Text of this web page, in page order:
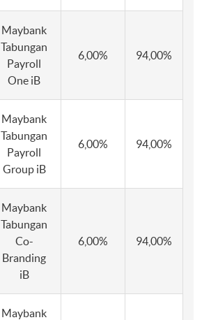
Maybank
Tabungan
Payroll
One iB
6,00% 94,00%
Maybank
Tabungan
Payroll
Group iB
6,00% 94,00%
Maybank
Tabungan
Co-
Branding
iB
6,00% 94,00%
Maybank